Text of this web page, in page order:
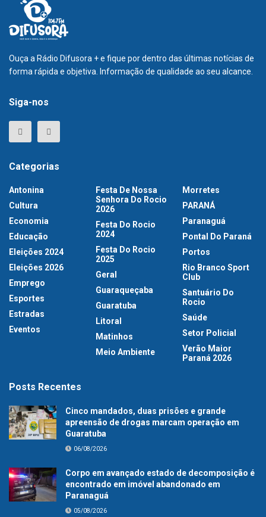
Ouça a Rádio Difusora + e fique por dentro das últimas notícias de
forma rápida e objetiva. Informação de qualidade ao seu alcance.
Siga-nos
Categorias
Antonina
Cultura
Economia
Educação
Eleições 2024
Eleições 2026
Emprego
Esportes
Estradas
Eventos
Festa De Nossa
Senhora Do Rocio
2026
Festa Do Rocio
2024
Festa Do Rocio
2025
Geral
Guaraqueçaba
Guaratuba
Litoral
Matinhos
Meio Ambiente
Morretes
PARANÁ
Paranaguá
Pontal Do Paraná
Portos
Rio Branco Sport
Club
Santuário Do
Rocio
Saúde
Setor Policial
Verão Maior
Paraná 2026
Posts Recentes
Cinco mandados, duas prisões e grande
apreensão de drogas marcam operação em
Guaratuba
06/08/2026
Corpo em avançado estado de decomposição é
encontrado em imóvel abandonado em
Paranaguá
05/08/2026